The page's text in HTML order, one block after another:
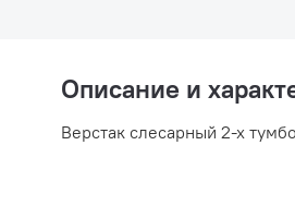
Описание и
Верстак слесарный 2-х